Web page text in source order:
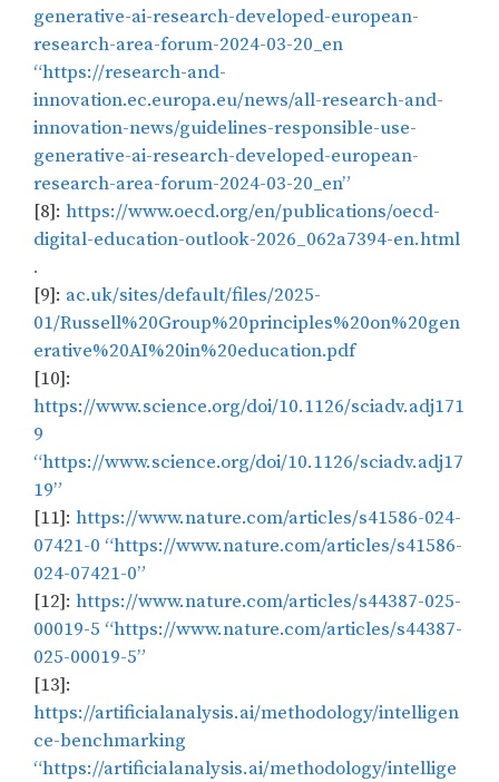
generative-ai-research-developed-european-
research-area-forum-2024-03-20_en
“https://research-and-
innovation.ec.europa.eu/news/all-research-and-
innovation-news/guidelines-responsible-use-
generative-ai-research-developed-european-
research-area-forum-2024-03-20_en”
[8]: https://www.oecd.org/en/publications/oecd-
digital-education-outlook-2026_062a7394-en.html
.
[9]: ac.uk/sites/default/files/2025-
01/Russell%20Group%20principles%20on%20gen
erative%20AI%20in%20education.pdf
[10]:
https://www.science.org/doi/10.1126/sciadv.adj171
9
“https://www.science.org/doi/10.1126/sciadv.adj17
19”
[11]: https://www.nature.com/articles/s41586-024-
07421-0 “https://www.nature.com/articles/s41586-
024-07421-0”
[12]: https://www.nature.com/articles/s44387-025-
00019-5 “https://www.nature.com/articles/s44387-
025-00019-5”
[13]:
https://artificialanalysis.ai/methodology/intelligen
ce-benchmarking
“https://artificialanalysis.ai/methodology/intellige